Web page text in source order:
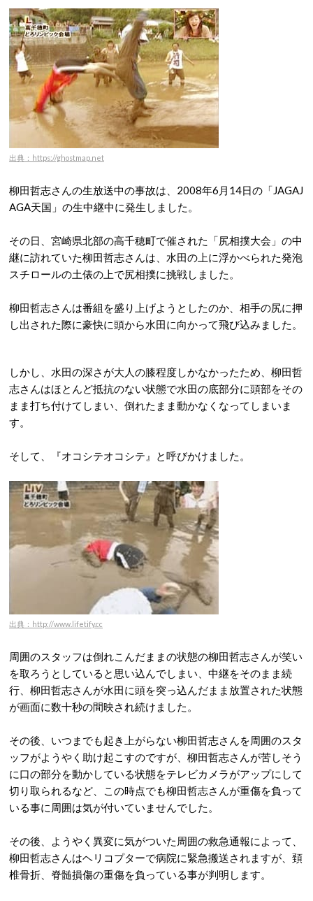
出典：https://ghostmap.net
柳田哲志さんの生放送中の事故は、2008年6月14日の「JAGAJ
AGA天国」の生中継中に発生しました。
その日、宮崎県北部の高千穂町で催された「尻相撲大会」の中
継に訪れていた柳田哲志さんは、水田の上に浮かべられた発泡
スチロールの土俵の上で尻相撲に挑戦しました。
柳田哲志さんは番組を盛り上げようとしたのか、相手の尻に押
し出された際に豪快に頭から水田に向かって飛び込みました。
しかし、水田の深さが大人の膝程度しかなかったため、柳田哲
志さんはほとんど抵抗のない状態で水田の底部分に頭部をその
まま打ち付けてしまい、倒れたまま動かなくなってしまいま
す。
そして、『オコシテオコシテ』と呼びかけました。
出典：http://www.lifetify.cc
周囲のスタッフは倒れこんだままの状態の柳田哲志さんが笑い
を取ろうとしていると思い込んでしまい、中継をそのまま続
行、柳田哲志さんが水田に頭を突っ込んだまま放置された状態
が画面に数十秒の間映され続けました。
その後、いつまでも起き上がらない柳田哲志さんを周囲のスタ
ッフがようやく助け起こすのですが、柳田哲志さんが苦しそう
に口の部分を動かしている状態をテレビカメラがアップにして
切り取られるなど、この時点でも柳田哲志さんが重傷を負って
いる事に周囲は気が付いていませんでした。
その後、ようやく異変に気がついた周囲の救急通報によって、
柳田哲志さんはヘリコプターで病院に緊急搬送されますが、頚
椎骨折、脊髄損傷の重傷を負っている事が判明します。